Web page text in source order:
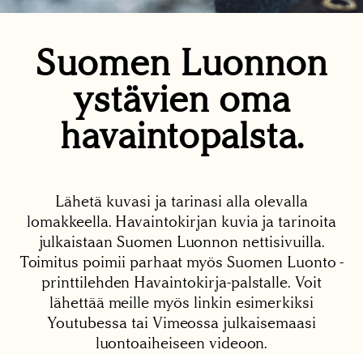
Suomen Luonnon
ystävien oma
havaintopalsta.
Lähetä kuvasi ja tarinasi alla olevalla
lomakkeella. Havaintokirjan kuvia ja tarinoita
julkaistaan Suomen Luonnon nettisivuilla.
Toimitus poimii parhaat myös Suomen Luonto -
printtilehden Havaintokirja-palstalle. Voit
lähettää meille myös linkin esimerkiksi
Youtubessa tai Vimeossa julkaisemaasi
luontoaiheiseen videoon.